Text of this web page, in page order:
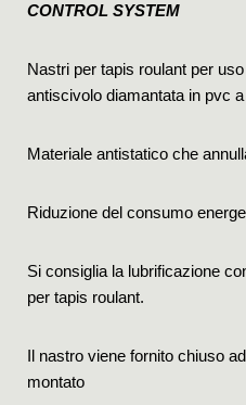
CONTROL SYSTEM
Nastri per tapis roulant per
antiscivolo diamantata in pvc
Materiale antistatico che
Riduzione del consumo
Si consiglia la lubrificazione
per tapis roulant.
Il nastro viene fornito chiuso
montato